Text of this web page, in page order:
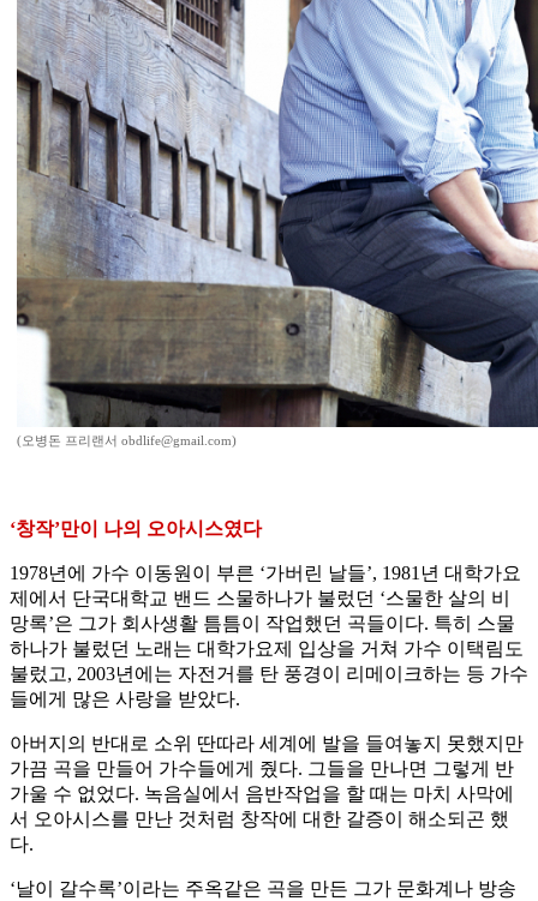
(오병돈 프리랜서 obdlife@gmail.com)
‘창작’만이 나의 오아시스였다
1978년에 가수 이동원이 부른 ‘가버린 날들’, 1981년 대학가요
제에서 단국대학교 밴드 스물하나가 불렀던 ‘스물한 살의 비
망록’은 그가 회사생활 틈틈이 작업했던 곡들이다. 특히 스물
하나가 불렀던 노래는 대학가요제 입상을 거쳐 가수 이택림도
불렀고, 2003년에는 자전거를 탄 풍경이 리메이크하는 등 가수
들에게 많은 사랑을 받았다.
아버지의 반대로 소위 딴따라 세계에 발을 들여놓지 못했지만
가끔 곡을 만들어 가수들에게 줬다. 그들을 만나면 그렇게 반
가울 수 없었다. 녹음실에서 음반작업을 할 때는 마치 사막에
서 오아시스를 만난 것처럼 창작에 대한 갈증이 해소되곤 했
다.
‘날이 갈수록’이라는 주옥같은 곡을 만든 그가 문화계나 방송